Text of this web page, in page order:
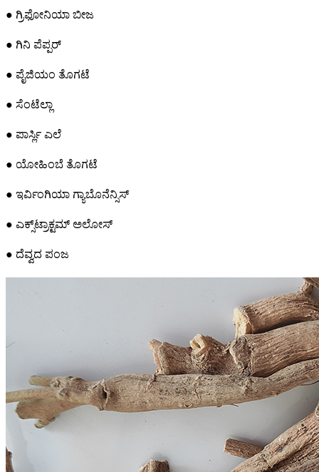
● ಗ್ರಿಫೋನಿಯಾ ಬೀಜ
● ಗಿನಿ ಪೆಪ್ಪರ್
● ಪೈಜಿಯಂ ತೊಗಟೆ
● ಸೆಂಟೆಲ್ಲಾ
● ಪಾರ್ಸ್ಲಿ ಎಲೆ
● ಯೋಹಿಂಬೆ ತೊಗಟೆ
● ಇರ್ವಿಂಗಿಯಾ ಗ್ಯಾಬೊನೆನ್ಸಿಸ್
● ಎಕ್ಸ್‌ಟ್ರಾಕ್ಟಮ್ ಅಲೋಸ್
● ದೆವ್ವದ ಪಂಜ